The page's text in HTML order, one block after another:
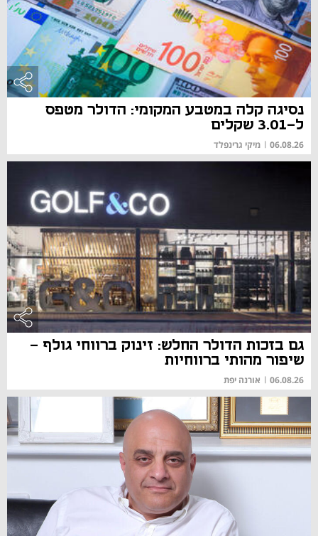
נסיגה קלה במטבע המקומי: הדולר מטפס
ל-3.01 שקלים
06.08.26
| מיקי גרינפלד
גם בזכות הדולר החלש: זינוק ברווחי גולף -
שיפור מהותי ברווחיות
06.08.26
| אורנה יפת